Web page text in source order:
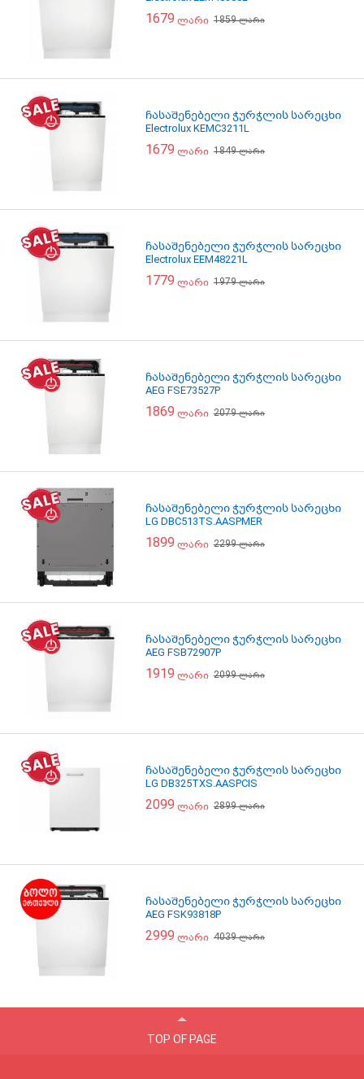
1679 ლარი 1859ლარი
ჩასაშენებელი ჭურჭლის სარეცხი
Electrolux KEMC3211L
1679 ლარი 1849ლარი
ჩასაშენებელი ჭურჭლის სარეცხი
Electrolux EEM48221L
1779 ლარი 1979ლარი
ჩასაშენებელი ჭურჭლის სარეცხი
AEG FSE73527P
1869 ლარი 2079ლარი
ჩასაშენებელი ჭურჭლის სარეცხი
LG DBC513TS.AASPMER
1899 ლარი 2299ლარი
ჩასაშენებელი ჭურჭლის სარეცხი
AEG FSB72907P
1919 ლარი 2099ლარი
ჩასაშენებელი ჭურჭლის სარეცხი
LG DB325TXS.AASPCIS
2099 ლარი 2899ლარი
ჩასაშენებელი ჭურჭლის სარეცხი
AEG FSK93818P
2999 ლარი 4039ლარი
TOP OF PAGE